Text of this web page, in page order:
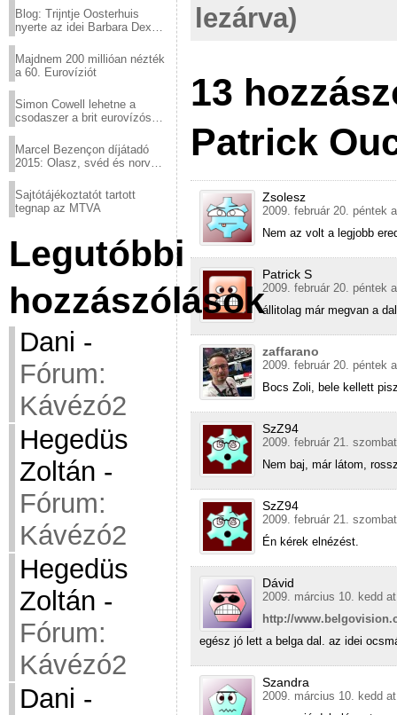
Blog: Trijntje Oosterhuis
nyerte az idei Barbara Dex
Majdnem 200 millióan nézték
a 60. Eurovíziót
Simon Cowell lehetne a
csodaszer a brit eurovízós
Marcel Bezençon díjátadó
2015: Olasz, svéd és norvég
Sajtótájékoztatót tartott
tegnap az MTVA
Legutóbbi
hozzászólások
Dani -
Fórum:
Kávézó2
Hegedüs
Zoltán -
Fórum:
Kávézó2
Hegedüs
Zoltán -
Fórum:
Kávézó2
Dani -
lezárva)
13
Patrick
Zsolesz
2009. február 20. péntek
Nem az volt a legjobb
Patrick S
2009. február 20. péntek
állitolag már megvan a
zaffarano
2009. február 20. péntek
Bocs Zoli, bele kellett
SzZ94
2009. február 21.
Nem baj, már látom,
SzZ94
2009. február 21.
Én kérek elnézést.
Dávid
2009. március 10. kedd
http://
egész jó lett a belga dal. az idei
Szandra
2009. március 10. kedd